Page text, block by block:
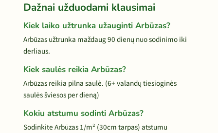
Dažnai užduodami klausimai
Kiek laiko užtrunka užauginti Arbūzas?
Arbūzas užtrunka maždaug 90 dienų nuo sodinimo iki
derliaus.
Kiek saulės reikia Arbūzas?
Arbūzas reikia pilna saulė. (6+ valandų tiesioginės
saulės šviesos per dieną)
Kokiu atstumu sodinti Arbūzas?
Sodinkite Arbūzas 1/m² (30cm tarpas) atstumu